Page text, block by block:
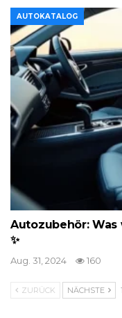
AUTOKATALOG
Autozubehör:
✨
Aug. 31, 2024 160
ZURÜCK NÄCHSTE